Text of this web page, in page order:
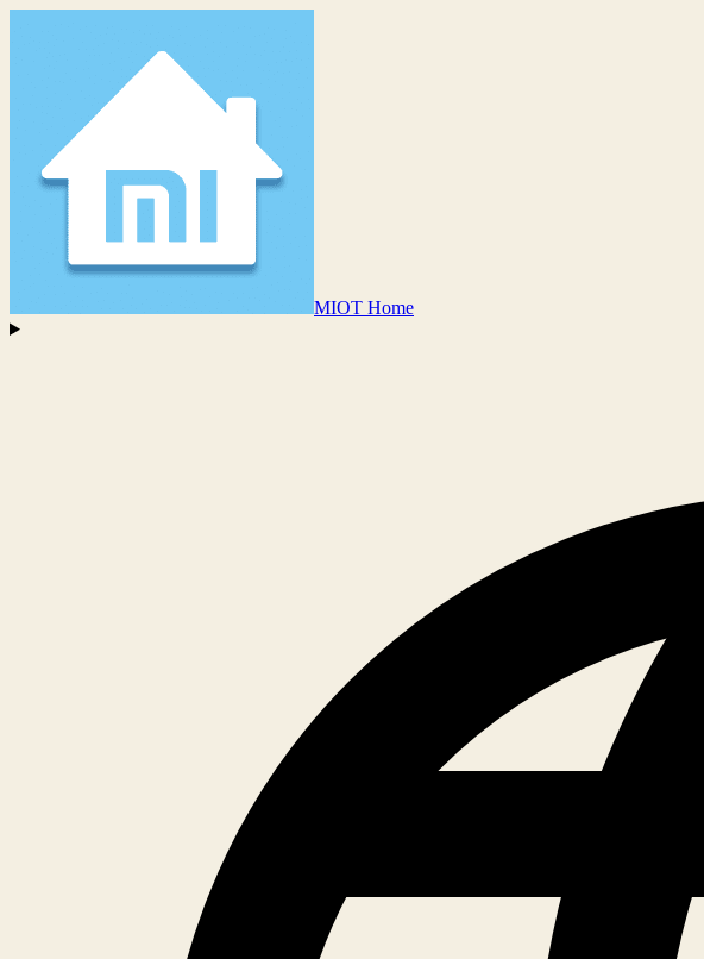
MIOT Home